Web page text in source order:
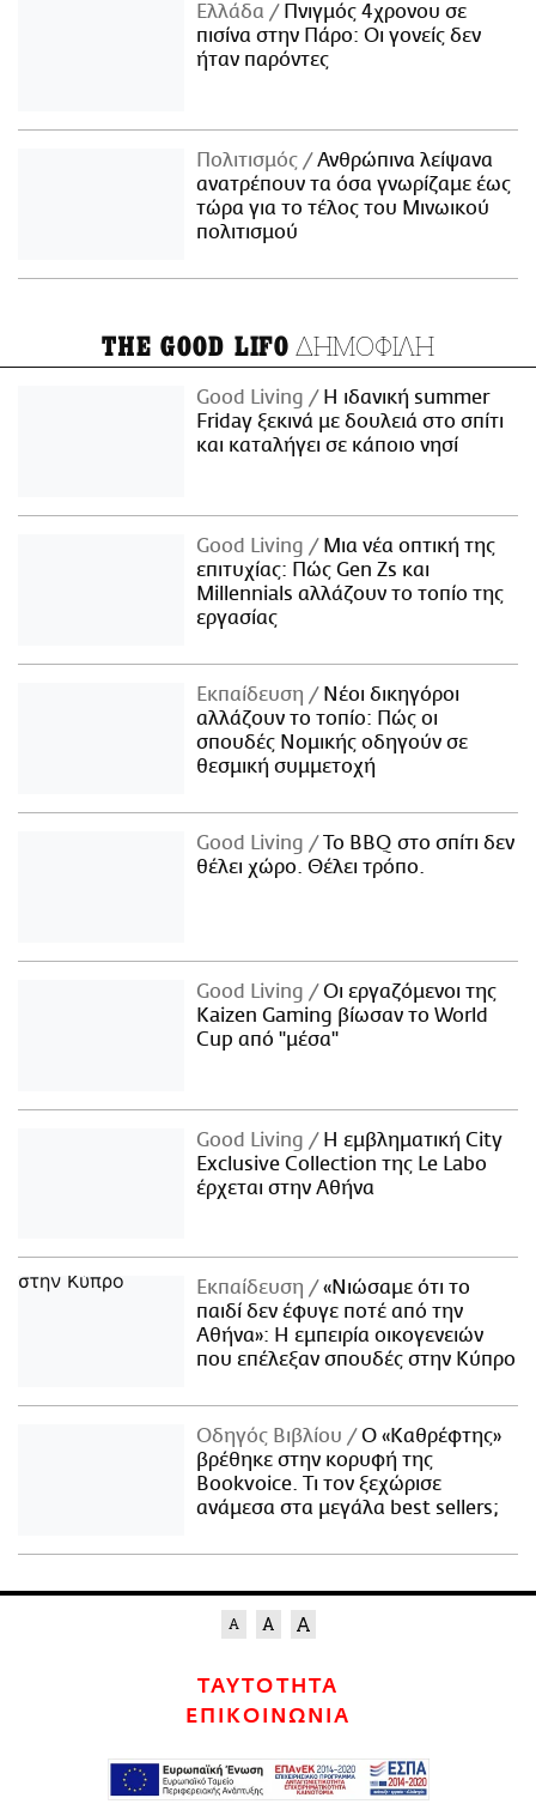
Ελλάδα
Πνιγμός 4χρονου σε
πισίνα στην Πάρο: Οι γονείς δεν
ήταν παρόντες
Πολιτισμός
Ανθρώπινα λείψανα
ανατρέπουν τα όσα γνωρίζαμε έως
τώρα για το τέλος του Μινωικού
πολιτισμού
THE GOOD LIFO ΔΗΜΟΦΙΛΗ
Good Living
Η ιδανική summer
Friday ξεκινά με δουλειά στο σπίτι
και καταλήγει σε κάποιο νησί
Good Living
Μια νέα οπτική της
επιτυχίας: Πώς Gen Zs και
Millennials αλλάζουν το τοπίο της
εργασίας
Εκπαίδευση
Νέοι δικηγόροι
αλλάζουν το τοπίο: Πώς οι
σπουδές Νομικής οδηγούν σε
θεσμική συμμετοχή
Good Living
Το BBQ στο σπίτι δεν
θέλει χώρο. Θέλει τρόπο.
Good Living
Οι εργαζόμενοι της
Kaizen Gaming βίωσαν το World
Cup από "μέσα"
Good Living
Η εμβληματική City
Exclusive Collection της Le Labo
έρχεται στην Αθήνα
Εκπαίδευση
«Νιώσαμε ότι το
παιδί δεν έφυγε ποτέ από την
Αθήνα»: Η εμπειρία οικογενειών
που επέλεξαν σπουδές στην Κύπρο
Οδηγός Βιβλίου
Ο «Καθρέφτης»
βρέθηκε στην κορυφή της
Bookvoice. Τι τον ξεχώρισε
ανάμεσα στα μεγάλα best sellers;
ΤΑΥΤΟΤΗΤΑ
ΕΠΙΚΟΙΝΩΝΙΑ